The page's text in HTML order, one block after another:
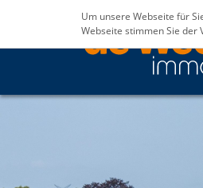
Um unsere Webseite für
Webseite stimmen Sie der